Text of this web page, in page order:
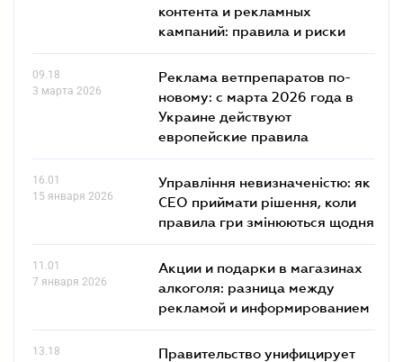
контента и рекламных
кампаний: правила и риски
09.18
3 марта 2026
Реклама ветпрепаратов по-
новому: с марта 2026 года в
Украине действуют
европейские правила
16.01
15 января 2026
Управління невизначеністю: як
СЕО приймати рішення, коли
правила гри змінюються щодня
11.01
7 января 2026
Акции и подарки в магазинах
алкоголя: разница между
рекламой и информированием
13.18
Правительство унифицирует